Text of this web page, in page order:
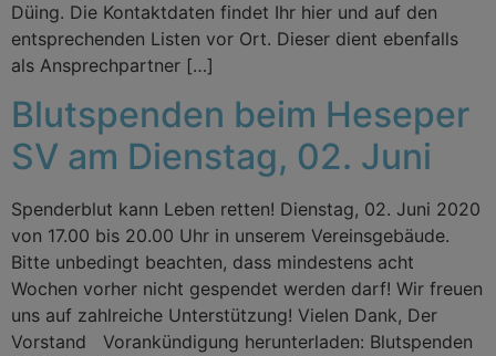
Düing. Die Kontaktdaten findet Ihr hier und auf den
entsprechenden Listen vor Ort. Dieser dient ebenfalls
als Ansprechpartner […]
Blutspenden beim Heseper
SV am Dienstag, 02. Juni
Spenderblut kann Leben retten! Dienstag, 02. Juni 2020
von 17.00 bis 20.00 Uhr in unserem Vereinsgebäude.
Bitte unbedingt beachten, dass mindestens acht
Wochen vorher nicht gespendet werden darf! Wir freuen
uns auf zahlreiche Unterstützung! Vielen Dank, Der
Vorstand Vorankündigung herunterladen: Blutspenden